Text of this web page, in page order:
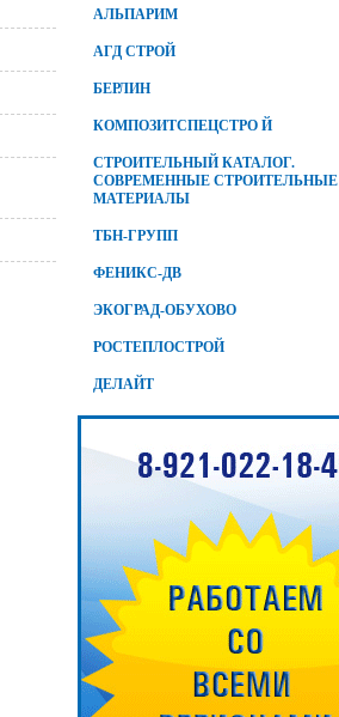
АЛЬПАРИМ
АГД СТРОЙ
БЕРЛИН
КОМПОЗИТСПЕЦСТРО Й
СТРОИТЕЛЬНЫЙ КАТАЛОГ.
СОВРЕМЕННЫЕ СТРОИТЕЛЬНЫЕ
МАТЕРИАЛЫ
ТБН-ГРУПП
ФЕНИКС-ДВ
ЭКОГРАД-ОБУХОВО
РОСТЕПЛОСТРОЙ
ДЕЛАЙТ